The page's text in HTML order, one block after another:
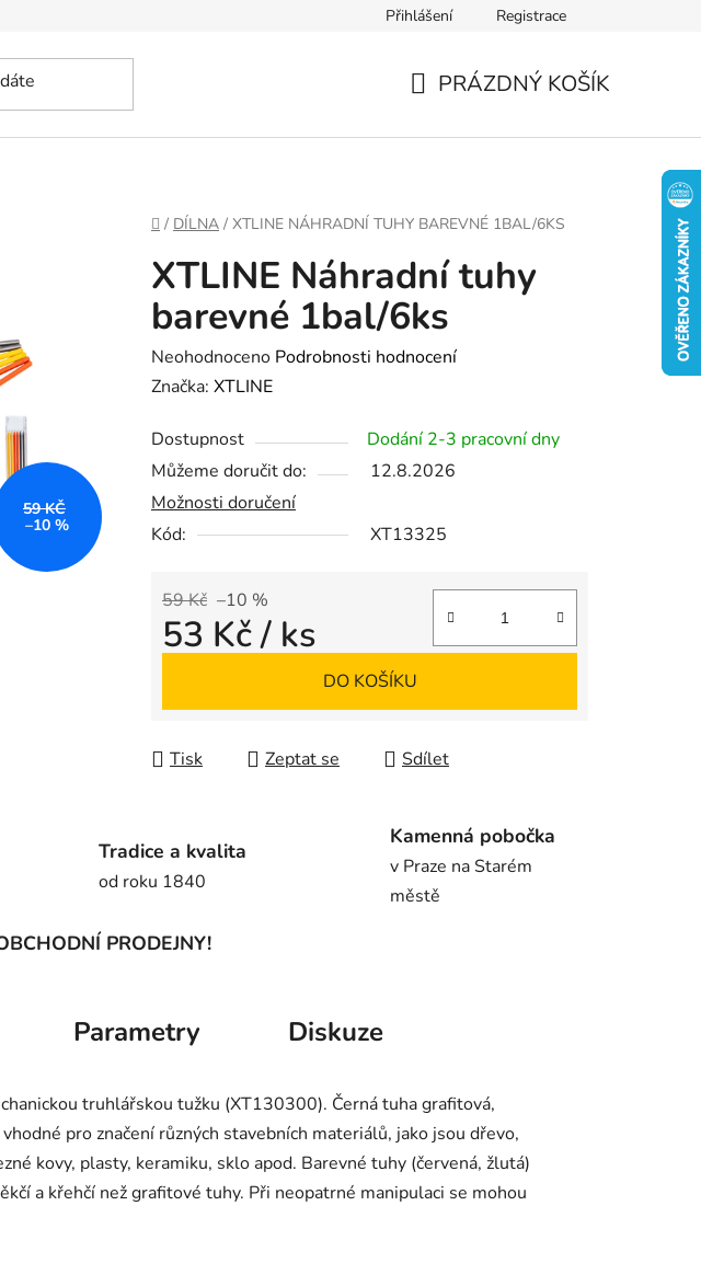
Přihlášení Registrace
PRÁZDNÝ KOŠÍK
DOMŮ
/ DÍLNA / XTLINE NÁHRADNÍ TUHY BAREVNÉ 1BAL/6KS
XTLINE Náhradní tuhy
barevné 1bal/6ks
Průměrné
hodnocení
je
0,0
z
5
Neohodnoceno Podrobnosti hodnocení
Značka: XTLINE
Dostupnost
Dodání 2-3 pracovní dny
Můžeme doručit do:
12.8.2026
Možnosti doručení
Kód:
XT13325
59 Kč –10 %
53 Kč/ ks
DO KOŠÍKU
Tisk Zeptat se Sdílet
59 KČ
–10 %
Tradice a kvalita
od roku 1840
Kamenná pobočka
v Praze na Starém
městě
PRODEJNY!
Parametry Diskuze
truhlářskou tužku (XT130300). Černá tuha grafitová,
pro značení různých stavebních materiálů, jako jsou dřevo,
kovy, plasty, keramiku, sklo apod. Barevné tuhy (červená, žlutá)
a křehčí než grafitové tuhy. Při neopatrné manipulaci se mohou